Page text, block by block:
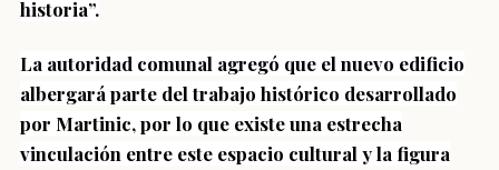
historia”.
La autoridad comunal agregó que el nuevo edificio
albergará parte del trabajo histórico desarrollado
por Martinic, por lo que existe una estrecha
vinculación entre este espacio cultural y la figura